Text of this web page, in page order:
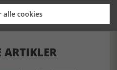
ARTIKLER
alle cookies